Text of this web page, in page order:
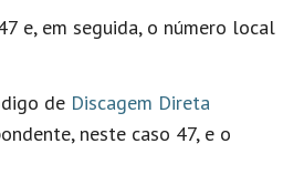
e, em seguida, o número local
de Discagem Direta
neste caso 47, e o